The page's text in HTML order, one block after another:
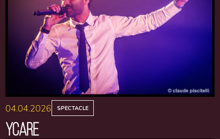
04.04.2026 SPECTACLE
YCARE